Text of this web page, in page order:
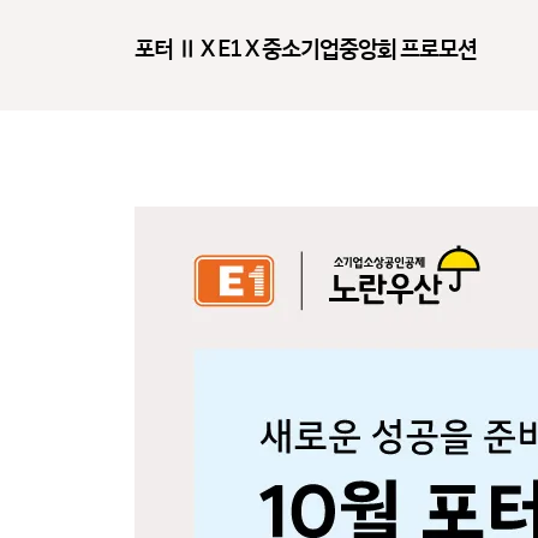
포터 Ⅱ X E1 X 중소기업중앙회 프로모션